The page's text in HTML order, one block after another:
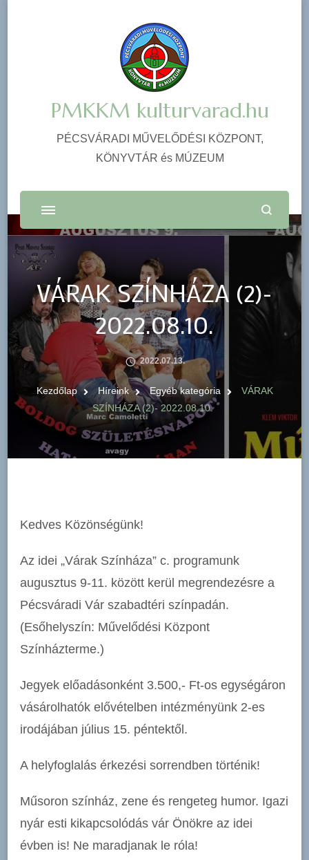
PMKKM kulturvarad.hu
PÉCSVÁRADI MŰVELŐDÉSI KÖZPONT,
KÖNYVTÁR és MÚZEUM
VÁRAK SZÍNHÁZA (2)-
2022.08.10.
2022.07.13.
Kezdőlap Híreink Egyéb kategória
VÁRAK
SZÍNHÁZA (2)- 2022.08.10.
Kedves Közönségünk!
Az idei „Várak Színháza” c. programunk
augusztus 9-11. között kerül megrendezésre a
Pécsváradi Vár szabadtéri színpadán.
(Esőhelyszín: Művelődési Központ
Színházterme.)
Jegyek előadásonként 3.500,- Ft-os egységáron
vásárolhatók elővételben intézményünk 2-es
irodájában július 15. péntektől.
A helyfoglalás érkezési sorrendben történik!
Műsoron színház, zene és rengeteg humor. Igazi
nyár esti kikapcsolódás vár Önökre az idei
évben is! Ne maradjanak le róla!